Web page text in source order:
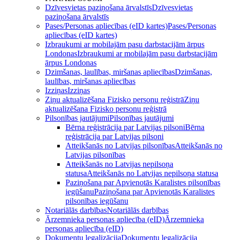
Dzīvesvietas paziņošana ārvalstīsDzīvesvietas
paziņošana ārvalstīs
Pases/Personas apliecības (eID kartes)Pases/Personas
apliecības (eID kartes)
Izbraukumi ar mobilajām pasu darbstacijām ārpus
LondonasIzbraukumi ar mobilajām pasu darbstacijām
ārpus Londonas
Dzimšanas, laulības, miršanas apliecībasDzimšanas,
laulības, miršanas apliecības
IzziņasIzziņas
Ziņu aktualizēšana Fizisko personu reģistrāZiņu
aktualizēšana Fizisko personu reģistrā
Pilsonības jautājumiPilsonības jautājumi
Bērna reģistrācija par Latvijas pilsoniBērna
reģistrācija par Latvijas pilsoni
Atteikšanās no Latvijas pilsonībasAtteikšanās no
Latvijas pilsonības
Atteikšanās no Latvijas nepilsoņa
statusaAtteikšanās no Latvijas nepilsoņa statusa
Paziņošana par Apvienotās Karalistes pilsonības
iegūšanuPaziņošana par Apvienotās Karalistes
pilsonības iegūšanu
Notariālās darbībasNotariālās darbības
Ārzemnieka personas apliecība (eID)Ārzemnieka
personas apliecība (eID)
Dokumentu legalizācijaDokumentu legalizācija